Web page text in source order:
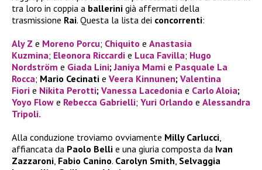
tra loro in coppia a ballerini già affermati della
trasmissione Rai. Questa la lista dei concorrenti:
Aly Z e Moreno Porcu; Chiquito e Anastasia
Kuzmina; Eleonora Riccardi e Luca Favilla; Hugo
Nordström e Giada Lini;Janiya Mami e Pasquale La
Rocca; Mario Cecinati e Veera Kinnunen; Valentina
Fiori e Nikita Perotti; Vanessa Lacedonia e Carlo Aloia;
Yoyo Flow e Rebecca Gabrielli; Yuri Orlando e Alessandra
Tripoli.
Alla conduzione troviamo ovviamente Milly Carlucci
affiancata da Paolo Belli e una giuria composta da Ivan
Zazzaroni Fabio Canino. Carolyn Smith Selvaggia